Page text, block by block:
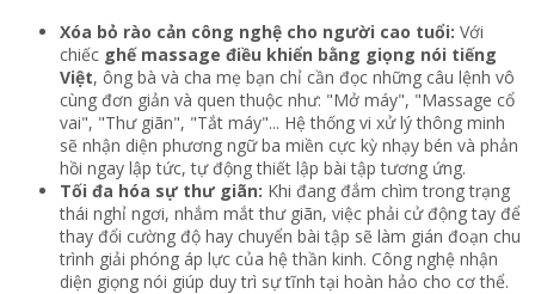
Xóa bỏ rào cản công nghệ cho người cao tuổi: Với
chiếc ghế massage điều khiển bằng giọng nói tiếng
Việt, ông bà và cha mẹ bạn chỉ cần đọc những câu lệnh vô
cùng đơn giản và quen thuộc như: "Mở máy", "Massage cổ
vai", "Thư giãn", "Tắt máy"... Hệ thống vi xử lý thông minh
sẽ nhận diện phương ngữ ba miền cực kỳ nhạy bén và phản
hồi ngay lập tức, tự động thiết lập bài tập tương ứng.
Tối đa hóa sự thư giãn: Khi đang đắm chìm trong trạng
thái nghỉ ngơi, nhắm mắt thư giãn, việc phải cử động tay để
thay đổi cường độ hay chuyển bài tập sẽ làm gián đoạn chu
trình giải phóng áp lực của hệ thần kinh. Công nghệ nhận
diện giọng nói giúp duy trì sự tĩnh tại hoàn hảo cho cơ thể.